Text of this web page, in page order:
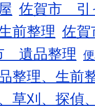
佐賀市 引
前整理 佐
遺品整理
整理、生前
草刈、探偵